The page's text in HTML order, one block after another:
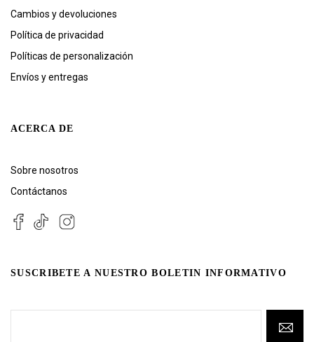
Cambios y devoluciones
Política de privacidad
Políticas de personalización
Envíos y entregas
ACERCA DE
Sobre nosotros
Contáctanos
SUSCRIBETE A NUESTRO BOLETIN INFORMATIVO